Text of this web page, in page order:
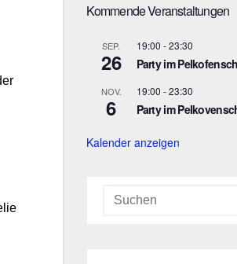
Kommende Veranstaltungen
SEP.
26
19:00 -23:30
Party im
NOV.
6
19:00 -23:30
Party im
Kalender anzeigen